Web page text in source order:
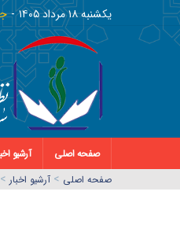
يکشنبه ١٨ مرداد ١٤٠٥
صفحه اصلی آرشیو
صفحه اصلي > آرشیو اخبار >